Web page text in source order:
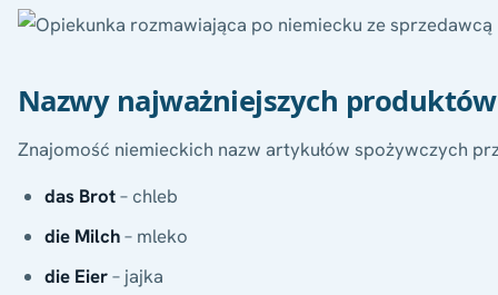
Nazwy najważniejszych produktów
Znajomość niemieckich nazw artykułów spożywczych
das Brot– chleb
die Milch– mleko
die Eier– jajka